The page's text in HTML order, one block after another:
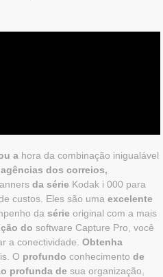
a hora da combinação inigualável
dos correios,
da série
custos. Eles são uma excelente
da série original com a mais
do software Capture Pro, você
a conectividade. Obtenha
O profundo conhecimento de
profunda de sua organização,